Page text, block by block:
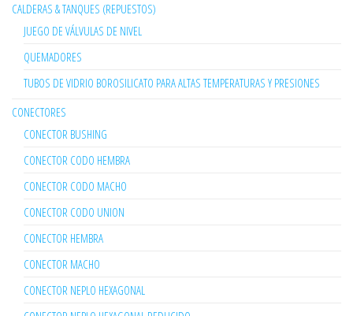
CALDERAS & TANQUES (REPUESTOS)
JUEGO DE VÁLVULAS DE NIVEL
QUEMADORES
TUBOS DE VIDRIO BOROSILICATO PARA ALTAS TEMPERATURAS Y PRESIONES
CONECTORES
CONECTOR BUSHING
CONECTOR CODO HEMBRA
CONECTOR CODO MACHO
CONECTOR CODO UNION
CONECTOR HEMBRA
CONECTOR MACHO
CONECTOR NEPLO HEXAGONAL